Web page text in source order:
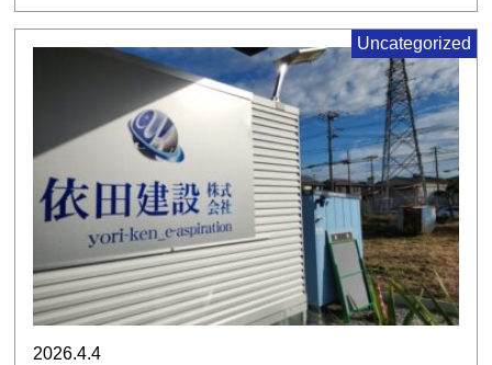
Uncategorized
2026.4.4